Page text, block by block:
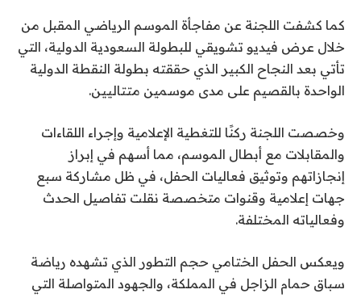
كما كشفت اللجنة عن مفاجأة الموسم الرياضي المقبل من
خلال عرض فيديو تشويقي للبطولة السعودية الدولية، التي
تأتي بعد النجاح الكبير الذي حققته بطولة النقطة الدولية
الواحدة بالقصيم على مدى موسمين متتاليين.
وخصصت اللجنة ركنًا للتغطية الإعلامية وإجراء اللقاءات
والمقابلات مع أبطال الموسم، مما أسهم في إبراز
إنجازاتهم وتوثيق فعاليات الحفل، في ظل مشاركة سبع
جهات إعلامية وقنوات متخصصة نقلت تفاصيل الحدث
وفعالياته المختلفة.
ويعكس الحفل الختامي حجم التطور الذي تشهده رياضة
سباق حمام الزاجل في المملكة، والجهود المتواصلة التي